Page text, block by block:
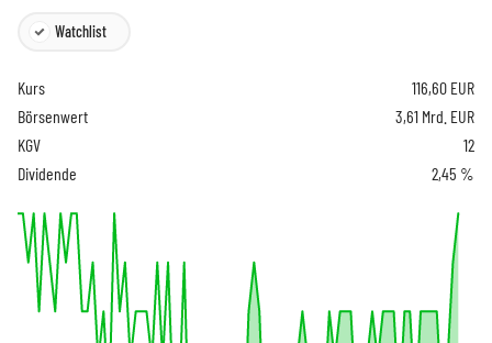
Watchlist
Kurs 116,60 EUR
Börsenwert
3,61 Mrd. EUR
KGV
12
Dividende
2,45 %